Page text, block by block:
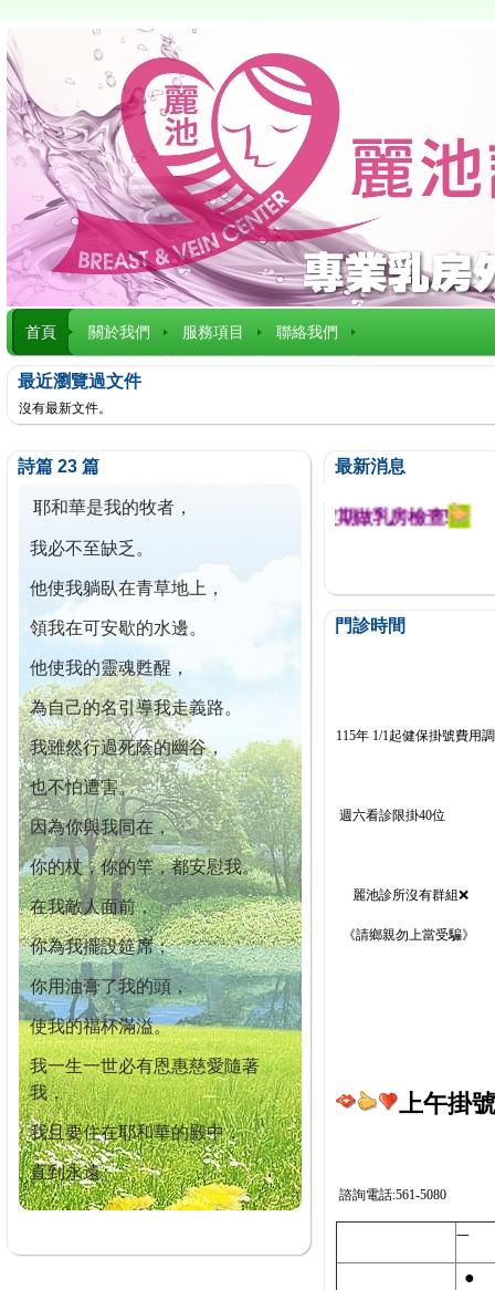
首頁 關於我們 服務項目 聯絡我們
最近瀏覽過文件
沒有最新文件。
詩篇 23 篇
耶和華是我的牧者，
我必不至缺乏。
他使我躺臥在青草地上，
領我在可安歇的水邊。
他使我的靈魂甦醒，
為自己的名引導我走義路。
我雖然行過死蔭的幽谷，
也不怕遭害。
因為你與我同在，
你的杖，你的竿，都安慰我。
在我敵人面前，
你為我擺設筵席；
你用油膏了我的頭，
使我的福杯滿溢。
我一生一世必有恩惠慈愛隨著
我，
我且要住在耶和華的殿中，
直到永遠。
最新消息
今已篩檢出1700位乳癌患者,提醒您定期做乳房檢查!
門診時間
115年 1/1起健保掛號費用
週六看診限掛40位
麗池診所沒有群組❌
《請鄉親勿上當受騙》
上午掛
諮詢電話:561-5080
一
●